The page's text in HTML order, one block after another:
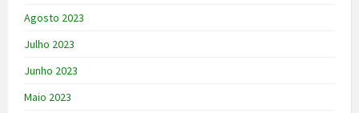
Agosto 2023
Julho 2023
Junho 2023
Maio 2023